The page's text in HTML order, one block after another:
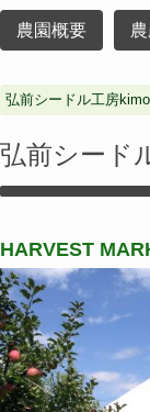
農園概要
弘前シードル工房
弘前シード
HARVEST